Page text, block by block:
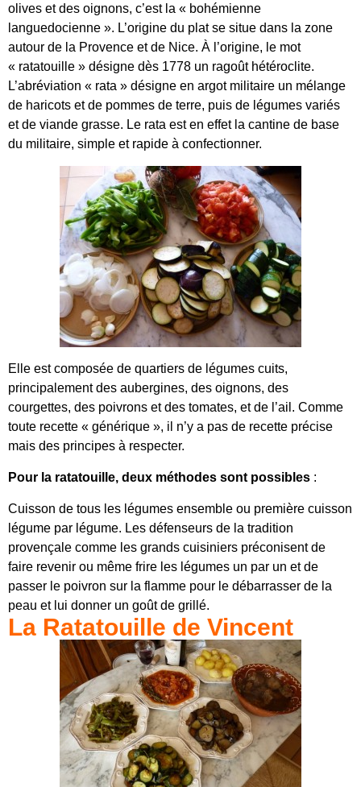
olives et des oignons, c’est la « bohémienne
languedocienne ». L’origine du plat se situe dans la zone
autour de la Provence et de Nice. À l’origine, le mot
« ratatouille » désigne dès 1778 un ragoût hétéroclite.
L’abréviation « rata » désigne en argot militaire un mélange
de haricots et de pommes de terre, puis de légumes variés
et de viande grasse. Le rata est en effet la cantine de base
du militaire, simple et rapide à confectionner.
Elle est composée de quartiers de légumes cuits,
principalement des aubergines, des oignons, des
courgettes, des poivrons et des tomates, et de l’ail. Comme
toute recette « générique », il n’y a pas de recette précise
mais des principes à respecter.
Pour la ratatouille, deux méthodes sont possibles :
Cuisson de tous les légumes ensemble ou première cuisson
légume par légume. Les défenseurs de la tradition
provençale comme les grands cuisiniers préconisent de
faire revenir ou même frire les légumes un par un et de
passer le poivron sur la flamme pour le débarrasser de la
peau et lui donner un goût de grillé.
La Ratatouille de Vincent